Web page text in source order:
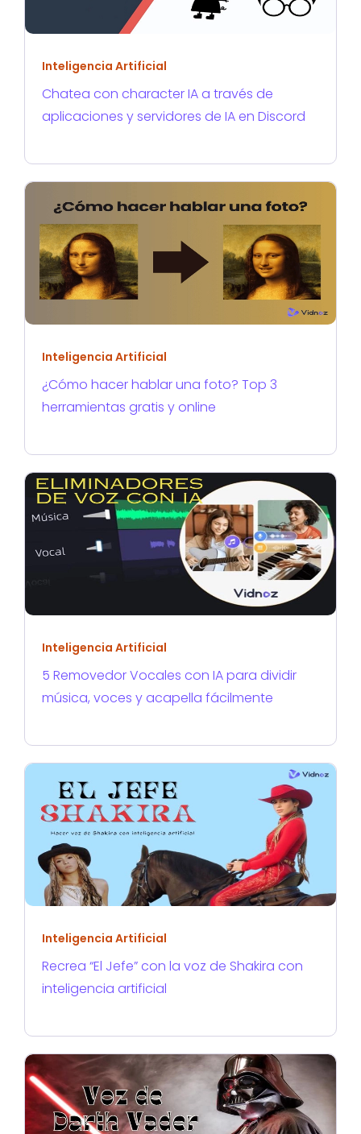
Inteligencia Artificial
Chatea con character IA a través de
aplicaciones y servidores de IA en Discord
Inteligencia Artificial
¿Cómo hacer hablar una foto? Top 3
herramientas gratis y online
Inteligencia Artificial
5 Removedor Vocales con IA para dividir
música, voces y acapella fácilmente
Inteligencia Artificial
Recrea “El Jefe” con la voz de Shakira con
inteligencia artificial